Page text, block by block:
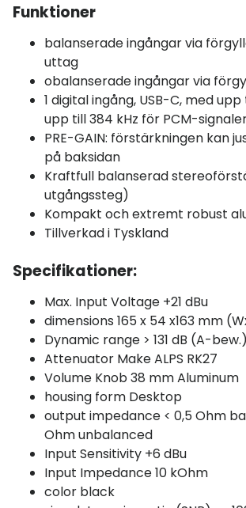
Funktioner
balanserade ingångar via
uttag
obalanserade ingångar via
1 digital ingång, USB-C, med
upp till 384 kHz för PCM-
PRE-GAIN: förstärkningen kan
på baksidan
Kraftfull balanserad
utgångssteg)
Kompakt och extremt robust
Tillverkad i Tyskland
Specifikationer:
Max. Input Voltage +21 dBu
dimensions 165 x 54 x163 mm
Dynamic range > 131 dB (A-bew.)
Attenuator Make ALPS RK27
Volume Knob 38 mm Aluminum
housing form Desktop
output impedance < 0,5 Ohm
Ohm unbalanced
Input Sensitivity +6 dBu
Input Impedance 10 kOhm
color black